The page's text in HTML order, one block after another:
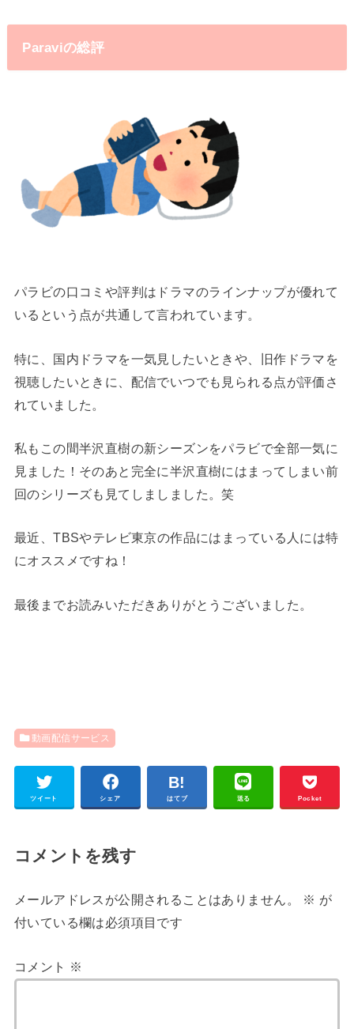
Paraviの総評
パラビの口コミや評判は ドラマのラインナップが優れて
いる という点が共通して言われています。
特に、国内ドラマを一気見したいときや、旧作ドラマを
視聴したいときに、配信でいつでも見られる点が評価さ
れていました。
私もこの間半沢直樹の新シーズンをパラビで全部一気に
見ました！そのあと完全に半沢直樹にはまってしまい前
回のシリーズも見てしましました。笑
最近、TBSやテレビ東京の作品にはまっている人には特
にオススメですね！
最後までお読みいただきありがとうございました。
動画配信サービス
ツイート シェア はてブ 送る Pocket
コメントを残す
メールアドレスが公開されることはありません。 ※ が
付いている欄は必須項目です
コメント ※